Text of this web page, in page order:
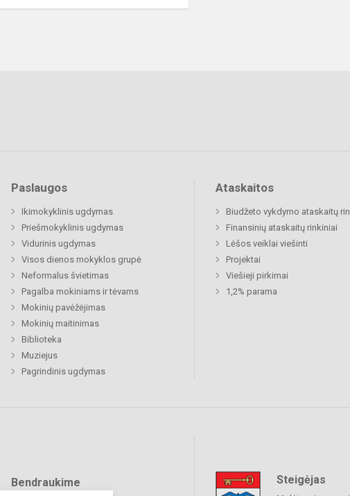
Paslaugos
Ikimokyklinis ugdymas
Priešmokyklinis ugdymas
Vidurinis ugdymas
Visos dienos mokyklos grupė
Neformalus švietimas
Pagalba mokiniams ir tėvams
Mokinių pavėžėjimas
Mokinių maitinimas
Biblioteka
Muziejus
Pagrindinis ugdymas
Ataskaitos
Biudžeto vykdymo ataskaitų
Finansinių ataskaitų rinkiniai
Lėšos veiklai viešinti
Projektai
Viešieji pirkimai
1,2% parama
Bendraukime Steigėjas